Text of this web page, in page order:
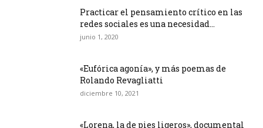
Practicar el pensamiento crítico en las
redes sociales es una necesidad...
junio 1, 2020
«Eufórica agonía», y más poemas de
Rolando Revagliatti
diciembre 10, 2021
«Lorena, la de pies ligeros», documental